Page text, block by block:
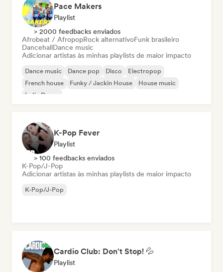
Pace Makers
Playlist
> 2000 feedbacks enviados
Afrobeat / AfropopRock alternativoFunk brasileiro
DancehallDance music
Adicionar artistas às minhas playlists de maior impacto
Dance music Dance pop Disco
Electropop
French house
Funky / Jackin House
House music
Indie Dance
K-Pop Fever
Playlist
> 100 feedbacks enviados
K-Pop/J-Pop
Adicionar artistas às minhas playlists de maior impacto
K-Pop/J-Pop
Cardio Club: Don't Stop! 💦
Playlist